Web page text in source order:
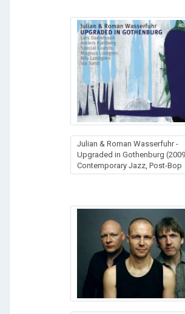
Julian & Roman Wasserfuhr -
Upgraded in Gothenburg
Contemporary Jazz, Post-Bop